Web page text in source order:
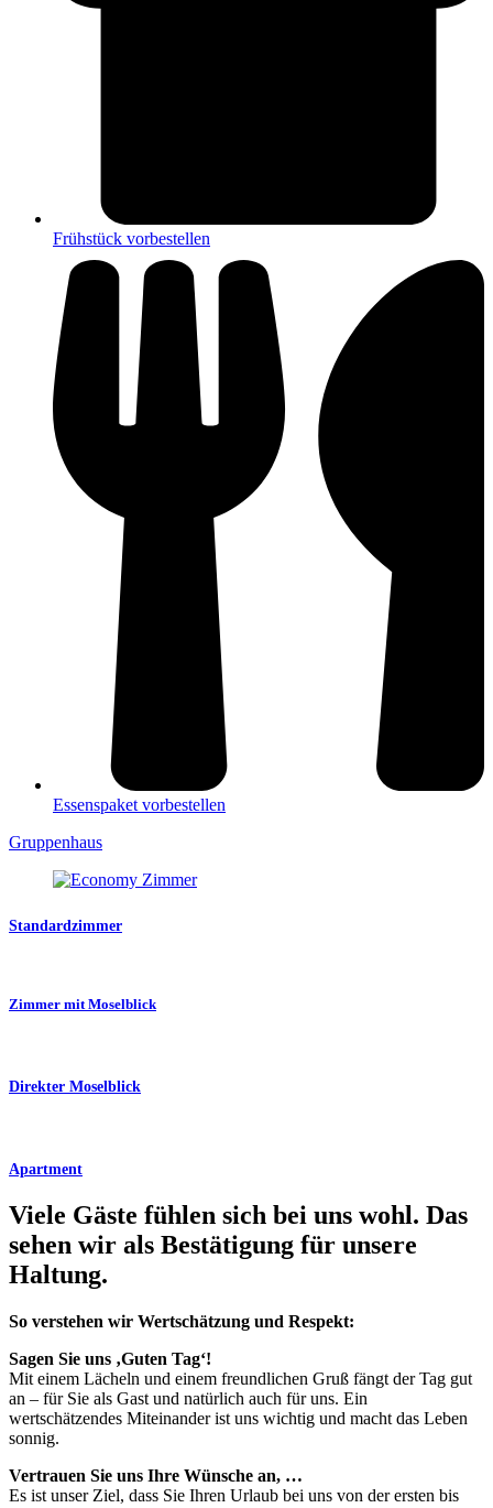
Frühstück vorbestellen
Essenspaket vorbestellen
Gruppenhaus
Standardzimmer
Zimmer mit Moselblick
Direkter Moselblick
Apartment
Viele Gäste fühlen sich bei uns wohl. Das
sehen wir als Bestätigung für unsere
Haltung.
So verstehen wir Wertschätzung und Respekt:
Sagen Sie uns ‚Guten Tag‘!
Mit einem Lächeln und einem freundlichen Gruß fängt der Tag gut
an – für Sie als Gast und natürlich auch für uns. Ein
wertschätzendes Miteinander ist uns wichtig und macht das Leben
sonnig.
Vertrauen Sie uns Ihre Wünsche an, …
Es ist unser Ziel, dass Sie Ihren Urlaub bei uns von der ersten bis